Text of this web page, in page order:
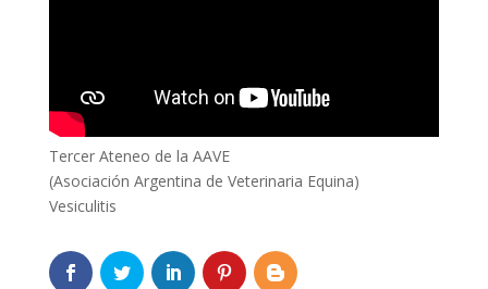
Tercer Ateneo de la AAVE
(Asociación Argentina de Veterinaria Equina)
Vesiculitis